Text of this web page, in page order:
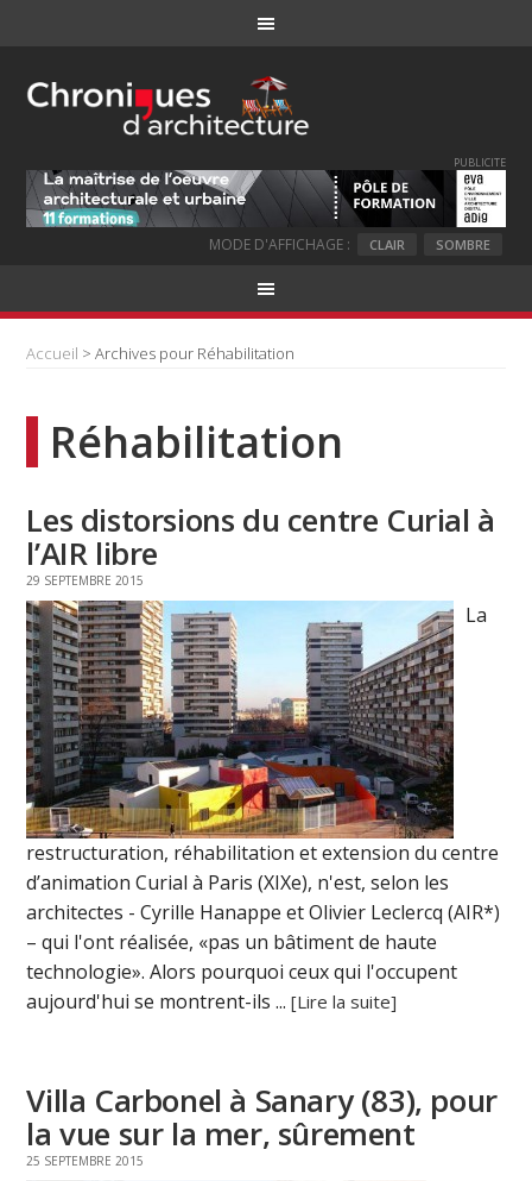
PUBLICITE
MODE D'AFFICHAGE : CLAIR SOMBRE
Accueil > Archives pour Réhabilitation
Réhabilitation
Les distorsions du centre Curial à
l’AIR libre
29 SEPTEMBRE 2015
La
restructuration, réhabilitation et extension du centre
d’animation Curial à Paris (XIXe), n'est, selon les
architectes - Cyrille Hanappe et Olivier Leclercq (AIR*)
– qui l'ont réalisée, «pas un bâtiment de haute
technologie». Alors pourquoi ceux qui l'occupent
aujourd'hui se montrent-ils ...[Lire la suite]
Villa Carbonel à Sanary (83), pour
la vue sur la mer, sûrement
25 SEPTEMBRE 2015